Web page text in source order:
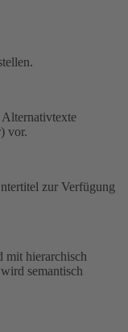
vor.
zur Verfügung
mit hierarchisch
semantisch